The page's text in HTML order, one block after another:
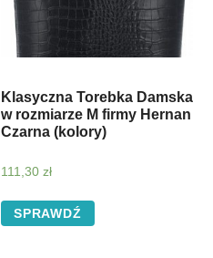
Klasyczna Torebka Damska
w rozmiarze M firmy Hernan
Czarna (kolory)
111,30 zł
SPRAWDŹ